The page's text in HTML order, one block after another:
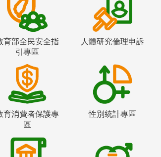
育部全民安全指
引專區
人體研究倫理申訴
育消費者保護專
區
性別統計專區